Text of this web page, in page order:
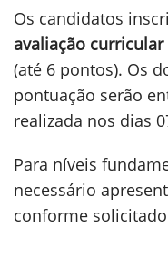
Os candidatos
avaliação curricular
(até 6 pontos). Os
pontuação serão
realizada nos dias
Para níveis
necessário
conforme